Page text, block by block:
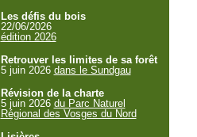
Les défis du bois
22/06/2026
édition 2026
Retrouver les limites de sa forêt
5 juin 2026 dans le Sundgau
Révision de la charte
5 juin 2026 du Parc Naturel
Régional des Vosges du Nord